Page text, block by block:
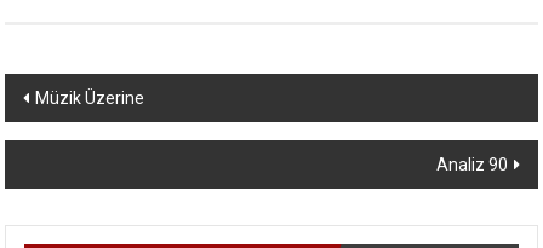
Yazı
dolaşımı
Müzik Üzerine
Analiz 90